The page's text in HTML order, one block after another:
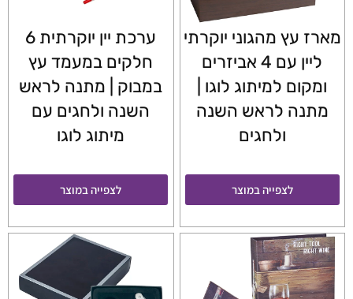
מארז עץ מהגוני יוקרתי
ליין עם 4 אביזרים
ומקום למיתוג לוגו |
מתנה לראש השנה
ולחגים
לצפייה במוצר
ערכת יין יוקרתית 6
חלקים במעמד עץ
במבוק | מתנה לראש
השנה ולחגים עם
מיתוג לוגו
לצפייה במוצר